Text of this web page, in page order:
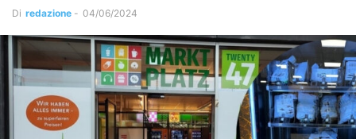
Di redazione - 04/06/2024